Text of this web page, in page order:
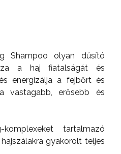
Shampoo olyan dúsító
a haj fiatalságát és
energizálja a fejbőrt és
vastagabb, erősebb és
komplexeket tartalmazó
gyakorolt teljes